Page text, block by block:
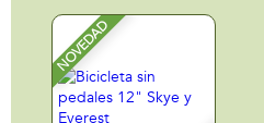
con luces y sonidos
- Modelos surtidos
NOVEDAD